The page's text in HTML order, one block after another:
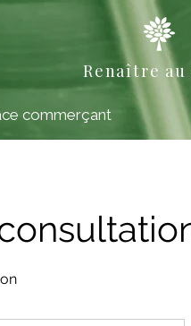
Renaître
commerçant